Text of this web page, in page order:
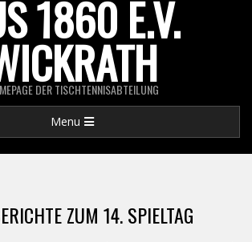
1860 E.V.
DER TISCHTENNISABTEILUNG
Menu
ZUM 14. SPIELTAG